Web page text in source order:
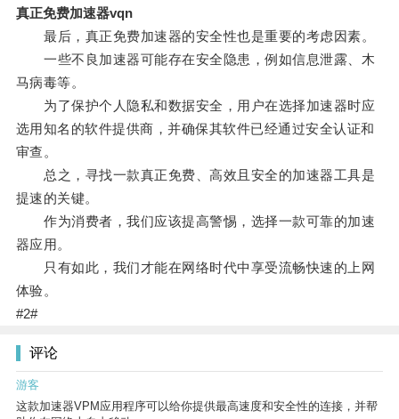
真正免费加速器vqn
最后，真正免费加速器的安全性也是重要的考虑因素。
一些不良加速器可能存在安全隐患，例如信息泄露、木
马病毒等。
为了保护个人隐私和数据安全，用户在选择加速器时应
选用知名的软件提供商，并确保其软件已经通过安全认证和
审查。
总之，寻找一款真正免费、高效且安全的加速器工具是
提速的关键。
作为消费者，我们应该提高警惕，选择一款可靠的加速
器应用。
只有如此，我们才能在网络时代中享受流畅快速的上网
体验。
#2#
评论
游客
这款加速器VPM应用程序可以给你提供最高速度和安全性的连接，并帮